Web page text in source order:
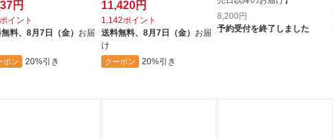
円
イント
料、8月7日（金） お届
ポン 20%引き
11,420円
1,142ポイント
送料無料、 8月7日（金） お届
け
クーポン 20%引き
8,200円
予約受付を終了しました